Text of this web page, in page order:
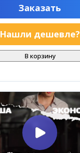
Заказать
Нашли дешевле?
В корзину